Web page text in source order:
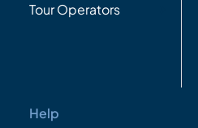
Tour Operators
Help